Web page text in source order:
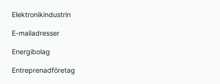
Elektronikindustrin
E-mailadresser
Energibolag
Entreprenadföretag